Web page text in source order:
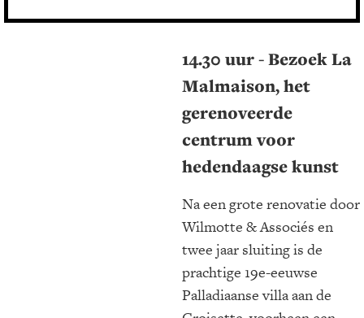
14.30 uur - Bezoek La
Malmaison, het
gerenoveerde
centrum voor
hedendaagse kunst
Na een grote renovatie door
Wilmotte & Associés en
twee jaar sluiting is de
prachtige 19e-eeuwse
Palladiaanse villa aan de